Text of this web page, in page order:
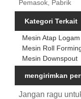
Pemasok, Pabrik
Kategori Terkait
Mesin Atap Logam
Mesin Roll
Mesin Downspout
mengirimkan
Jangan ragu